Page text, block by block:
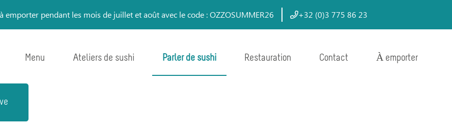
emporter pendant les mois de juillet et août avec le code : OZZOSUMMER26 +32 (0)3 775 86 23
Menu Ateliers de sushi Parler de sushi Restauration Contact À emporter